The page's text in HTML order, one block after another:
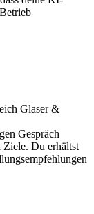
Glaser &
Gespräch
Ziele. Du erhältst